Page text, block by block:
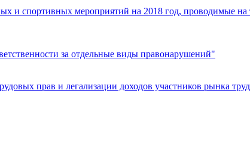
и спортивных мероприятий на 2018 год, проводимые
за отдельные виды правонарушений"
прав и легализации доходов участников рынка